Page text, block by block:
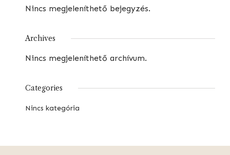
Nincs megjeleníthető bejegyzés.
Archives
Nincs megjeleníthető archívum.
Categories
Nincs kategória